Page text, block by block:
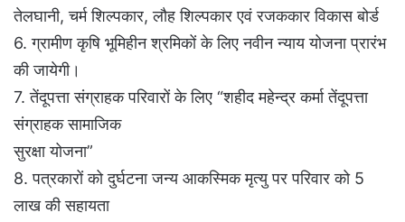
तेलघानी, चर्म शिल्पकार, लौह शिल्पकार एवं रजककार विकास बोर्ड
6. ग्रामीण कृषि भूमिहीन श्रमिकों के लिए नवीन न्याय योजना प्रारंभ
की जायेगी।
7. तेंदूपत्ता संग्राहक परिवारों के लिए “शहीद महेन्द्र कर्मा तेंदूपत्ता
संग्राहक सामाजिक
सुरक्षा योजना”
8. पत्रकारों को दुर्घटना जन्य आकस्मिक मृत्यु पर परिवार को 5
लाख की सहायता